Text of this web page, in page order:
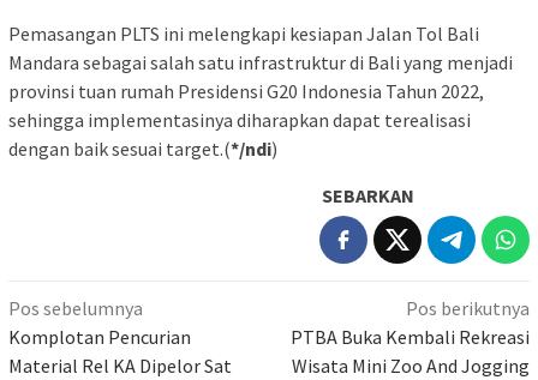
Pemasangan PLTS ini melengkapi kesiapan Jalan Tol Bali
Mandara sebagai salah satu infrastruktur di Bali yang menjadi
provinsi tuan rumah Presidensi G20 Indonesia Tahun 2022,
sehingga implementasinya diharapkan dapat terealisasi
dengan baik sesuai target.(*/ndi)
SEBARKAN
Navigasi
pos
Pos sebelumnya
Komplotan Pencurian
Material Rel KA Dipelor Sat
Pos berikutnya
PTBA Buka Kembali Rekreasi
Wisata Mini Zoo And Jogging